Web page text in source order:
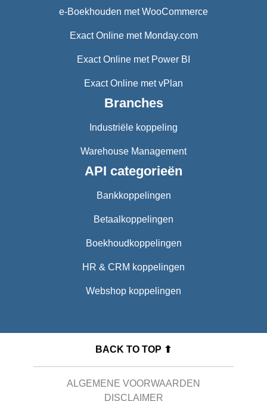
e-Boekhouden met WooCommerce
Exact Online met Monday.com
Exact Online met Power BI
Exact Online met vPlan
Branches
Industriële koppeling
Warehouse Management
API categorieën
Bankkoppelingen
Betaalkoppelingen
Boekhoudkoppelingen
HR & CRM koppelingen
Webshop koppelingen
BACK TO TOP ⬆
ALGEMENE VOORWAARDEN
DISCLAIMER